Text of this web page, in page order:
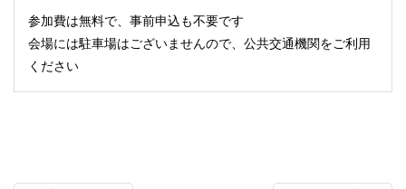
参加費は無料で、事前申込も不要です
会場には駐車場はございませんので、公共交通機関をご利用
ください